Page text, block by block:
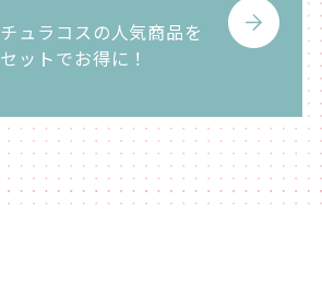
チュラコスの人気商品を
セットでお得に！